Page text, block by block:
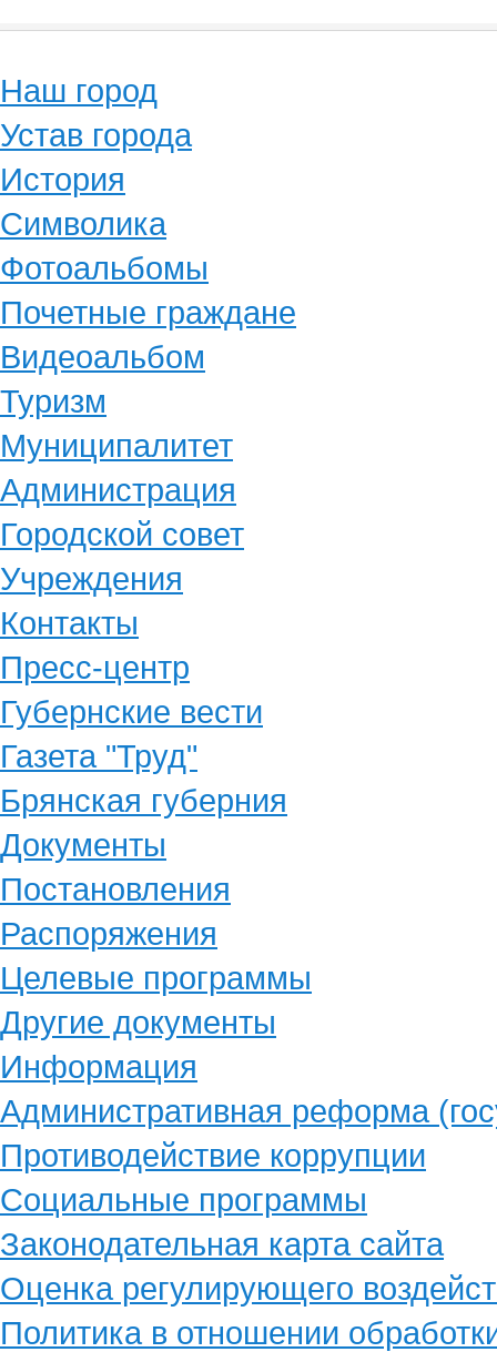
Наш город
Устав города
История
Символика
Фотоальбомы
Почетные граждане
Видеоальбом
Туризм
Муниципалитет
Администрация
Городской совет
Учреждения
Контакты
Пресс-центр
Губернские вести
Газета "Труд"
Брянская губерния
Документы
Постановления
Распоряжения
Целевые программы
Другие документы
Информация
Административная реформа
Противодействие коррупции
Социальные программы
Законодательная карта сайта
Оценка регулирующего
Политика в отношении